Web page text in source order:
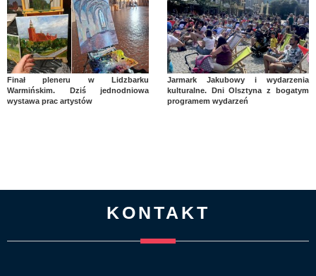
Finał pleneru w Lidzbarku
Warmińskim. Dziś jednodniowa
wystawa prac artystów
Jarmark Jakubowy i wydarzenia
kulturalne. Dni Olsztyna z bogatym
programem wydarzeń
KONTAKT